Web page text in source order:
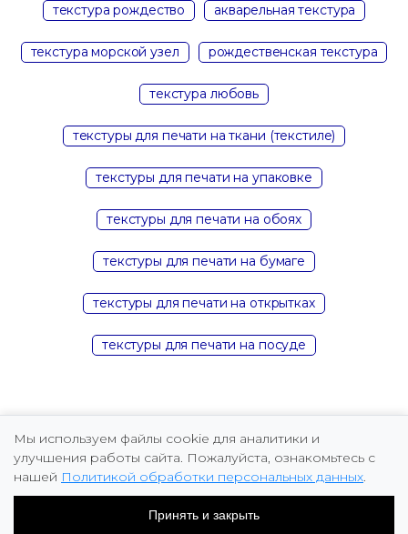
текстура рождество акварельная текстура
текстура морской узел рождественская текстура
текстура любовь
текстуры для печати на ткани (текстиле)
текстуры для печати на упаковке
текстуры для печати на обоях
текстуры для печати на бумаге
текстуры для печати на открытках
текстуры для печати на посуде
Copyright © 2026 Marina Fomicheva
Мы используем файлы cookie для аналитики и
улучшения работы сайта. Пожалуйста, ознакомьтесь с
нашей Политикой обработки персональных данных.
Принять и закрыть